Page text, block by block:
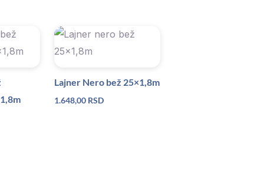
Lajner Nero bež 25×1,8m
1.648,00 RSD